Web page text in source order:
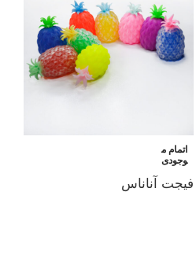
اتمام م
وجودی
فیجت آناناس